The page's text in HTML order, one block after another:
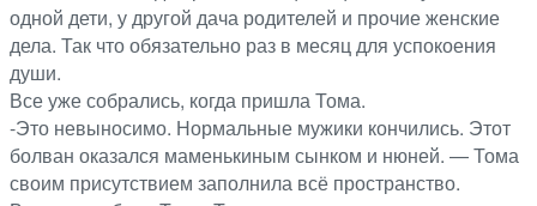
одной дети, у другой дача родителей и прочие женские
дела. Так что обязательно раз в месяц для успокоения
души.
Все уже собрались, когда пришла Тома.
-Это невыносимо. Нормальные мужики кончились. Этот
болван оказался маменькиным сынком и нюней. — Тома
своим присутствием заполнила всё пространство.